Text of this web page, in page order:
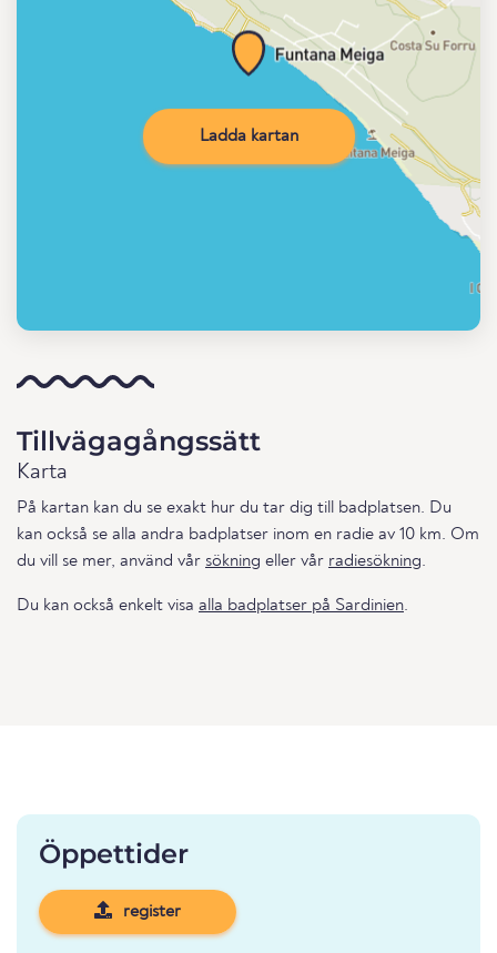
Ladda kartan
Tillvägagångssätt
Karta
På kartan kan du se exakt hur du tar dig till badplatsen. Du
kan också se alla andra badplatser inom en radie av 10 km. Om
du vill se mer, använd vår sökning eller vår radiesökning.
Du kan också enkelt visa alla badplatser på Sardinien.
Öppettider
register